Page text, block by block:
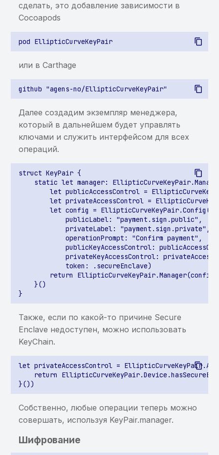
произвольному
ContentProvider
Возможность доступа к
через ContentProvider
Отсутствие проверки на
Отсутствие проверки на
запуск на эмуляторе
целостности приложения
Недостаточная проверка
на запуск на эмуляторе
Недостаточная проверка
на root-доступ
Перезапись файлов при
использовании
публичных архивов
Path/directory traversal
SQL-инъекция в
ContentProvider
Произвольные данные
вставляются в
Произвольные данные
ContentProvider
сделать, это добавление зависимости в
Сocoapods
или в Carthage
Далее создадим экземпляр менеджера,
который в дальнейшем будет управлять
ключами и служить интерфейсом для всех
операций.
struct KeyPair {
static let manager:
let publicAccessControl =
let privateAccessControl =
        let config = EllipticCurveKeyPair.Config(
            publicLabel: "payment.sign.public",
            privateLabel: "payment.sign.private",
            operationPrompt: "Confirm payment",
publicKeyAccessControl:
privateKeyAccessControl:
            token: .secureEnclave)
return
    }()
Также, если по какой-то причине Secure
Enclave недоступен, можно использовать
KeyChain.
let privateAccessControl =
return
Собственно, любые операции теперь можно
совершать, используя KeyPair.manager.
Шифрование